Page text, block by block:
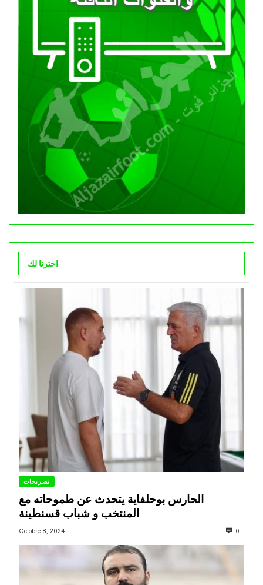
اخترنا لك
تصريحات
الحارس بوحلفاية يتحدث عن طموحاته مع
المنتخب و شباب قسنطينة
Octobre 8, 2024 0